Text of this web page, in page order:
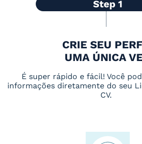
CRIE SEU
UMA ÚNICA
É super rápido e fácil! Você
informações diretamente do seu
CV.